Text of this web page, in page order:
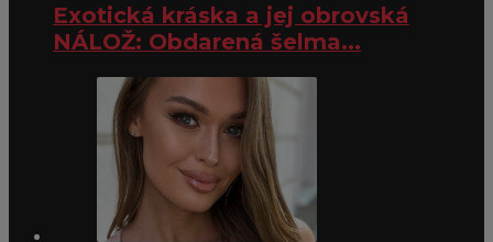
Exotická kráska a jej obrovská
NÁLOŽ: Obdarená šelma...